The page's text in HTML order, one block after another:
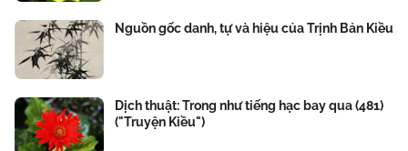
Nguồn gốc danh, tự và hiệu của Trịnh Bản Kiều
Dịch thuật: Trong như tiếng hạc bay qua (481)
("Truyện Kiều")